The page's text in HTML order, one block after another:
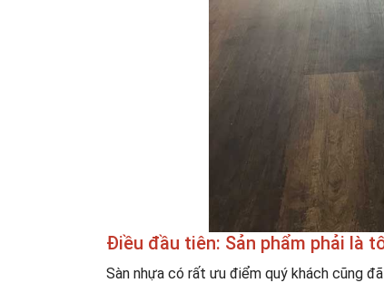
Điều đầu tiên: Sản phẩm phải là
Sàn nhựa có rất ưu điểm quý khách cũng